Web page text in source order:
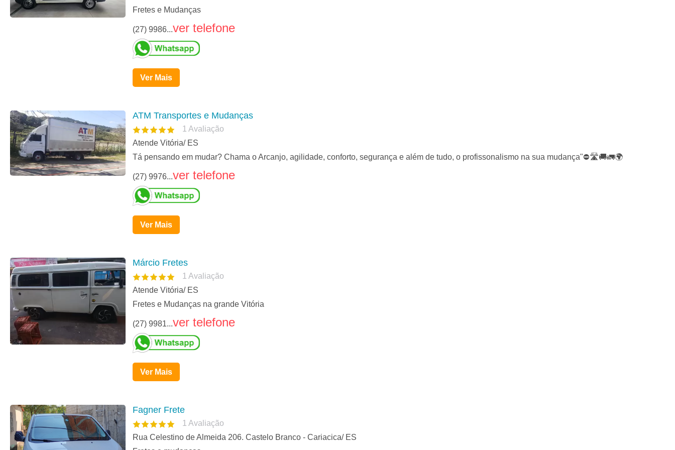
Fretes e Mudanças
(27) 9986...ver telefone
Ver Mais
ATM Transportes e Mudanças
1 Avaliação
Atende Vitória/ ES
Tá pensando em mudar? Chama o Arcanjo, agilidade, conforto, segurança e além de tudo, o profissonalismo na sua mudança"⛔🛣🚚🚛🌍
(27) 9976...ver telefone
Ver Mais
Márcio Fretes
1 Avaliação
Atende Vitória/ ES
Fretes e Mudanças na grande Vitória
(27) 9981...ver telefone
Ver Mais
Fagner Frete
1 Avaliação
Rua Celestino de Almeida 206. Castelo Branco - Cariacica/ ES